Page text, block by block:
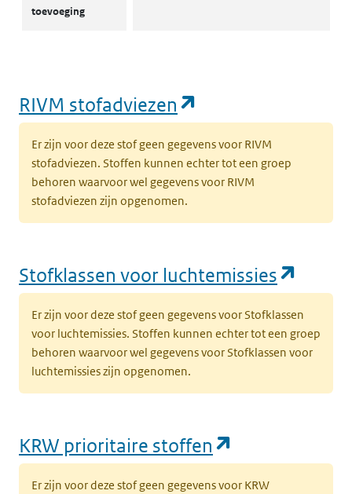
toevoeging
RIVM stofadviezen
Er zijn voor deze stof geen gegevens voor RIVM
stofadviezen. Stoffen kunnen echter tot een groep
behoren waarvoor wel gegevens voor RIVM
stofadviezen zijn opgenomen.
Stofklassen voor luchtemissies
Er zijn voor deze stof geen gegevens voor Stofklassen
voor luchtemissies. Stoffen kunnen echter tot een groep
behoren waarvoor wel gegevens voor Stofklassen voor
luchtemissies zijn opgenomen.
KRW prioritaire stoffen
Er zijn voor deze stof geen gegevens voor KRW